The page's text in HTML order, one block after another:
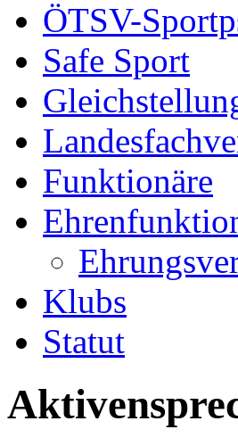
ÖTSV-
Safe Sport
Funktionäre
Klubs
Statut